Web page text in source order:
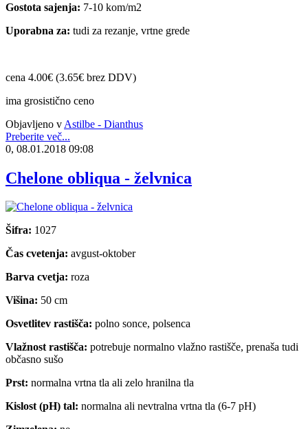
Gostota sajenja: 7-10 kom/m2
Uporabna za: tudi za rezanje, vrtne grede
cena 4.00€ (3.65€ brez DDV)
ima grosistično ceno
Objavljeno v Astilbe - Dianthus
Preberite več...
0, 08.01.2018 09:08
Chelone obliqua - želvnica
Šifra: 1027
Čas cvetenja: avgust-oktober
Barva cvetja: roza
Višina: 50 cm
Osvetlitev rastišča: polno sonce, polsenca
Vlažnost rastišča: potrebuje normalno vlažno rastišče, prenaša tudi
občasno sušo
Prst: normalna vrtna tla ali zelo hranilna tla
Kislost (pH) tal: normalna ali nevtralna vrtna tla (6-7 pH)